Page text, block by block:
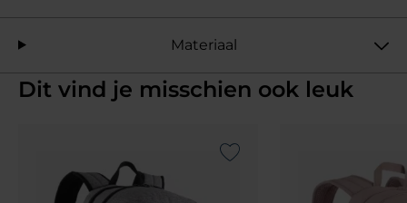
Materiaal
Dit vind je misschien ook leuk
Add to Wishlist